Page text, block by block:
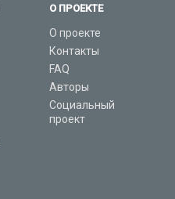
О ПРОЕКТЕ
О проекте
Контакты
FAQ
Авторы
Социальный
проект